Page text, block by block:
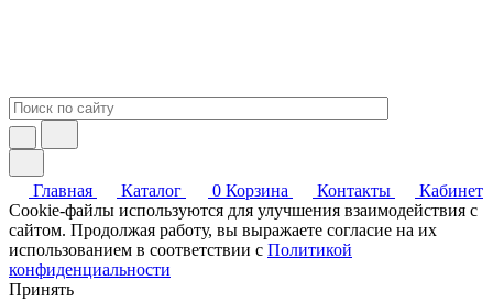
Главная Каталог 0 Корзина Контакты
Кабинет
Cookie-файлы используются для улучшения взаимодействия с
сайтом. Продолжая работу, вы выражаете согласие на их
использованием в соответствии с Политикой
конфиденциальности
Принять